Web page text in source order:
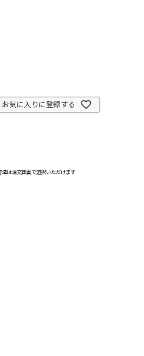
お気に入りに登録する
法は注文画面で選択いただけます